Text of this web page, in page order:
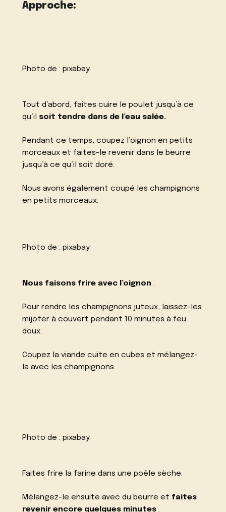
Approche:
Photo de :pixabay
Tout d’abord, faites cuire le poulet jusqu’à ce
qu’il soit tendre dans de l’eau salée.
Pendant ce temps, coupez l’oignon en petits
morceaux et faites-le revenir dans le beurre
jusqu’à ce qu’il soit doré.
Nous avons également coupé les champignons
en petits morceaux.
Photo de :pixabay
Nous faisons frire avec l’oignon .
Pour rendre les champignons juteux, laissez-les
mijoter à couvert pendant 10 minutes à feu
doux.
Coupez la viande cuite en cubes et mélangez-
la avec les champignons.
Photo de :pixabay
Faites frire la farine dans une poêle sèche.
Mélangez-le ensuite avec du beurre et faites
revenir encore quelques minutes .